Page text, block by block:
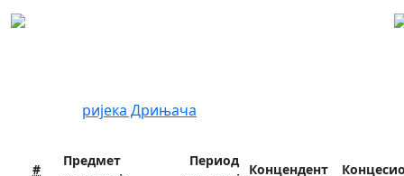
ријека Дрињача
#
Предмет
Период
Концендент